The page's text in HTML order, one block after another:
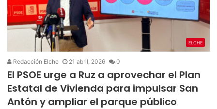
ELCHE
Redacción Elche 21 abril, 2026 0
El PSOE urge a Ruz a aprovechar el Plan
Estatal de Vivienda para impulsar San
Antón y ampliar el parque público